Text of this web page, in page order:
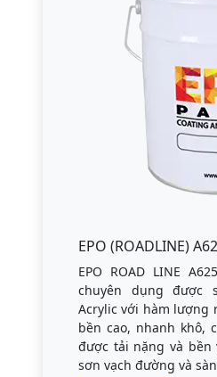
EPO (ROADLINE)
EPO ROAD LINE
chuyên dụng được
Acrylic với hàm lượng
bền cao, nhanh khô,
được tải nặng và bền
sơn vạch đường và